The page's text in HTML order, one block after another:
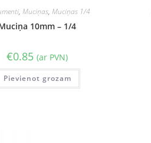
,Muciņas,Muciņas 1/4
10mm – 1/4
€0.85 (ar PVN)
Pievienot grozam